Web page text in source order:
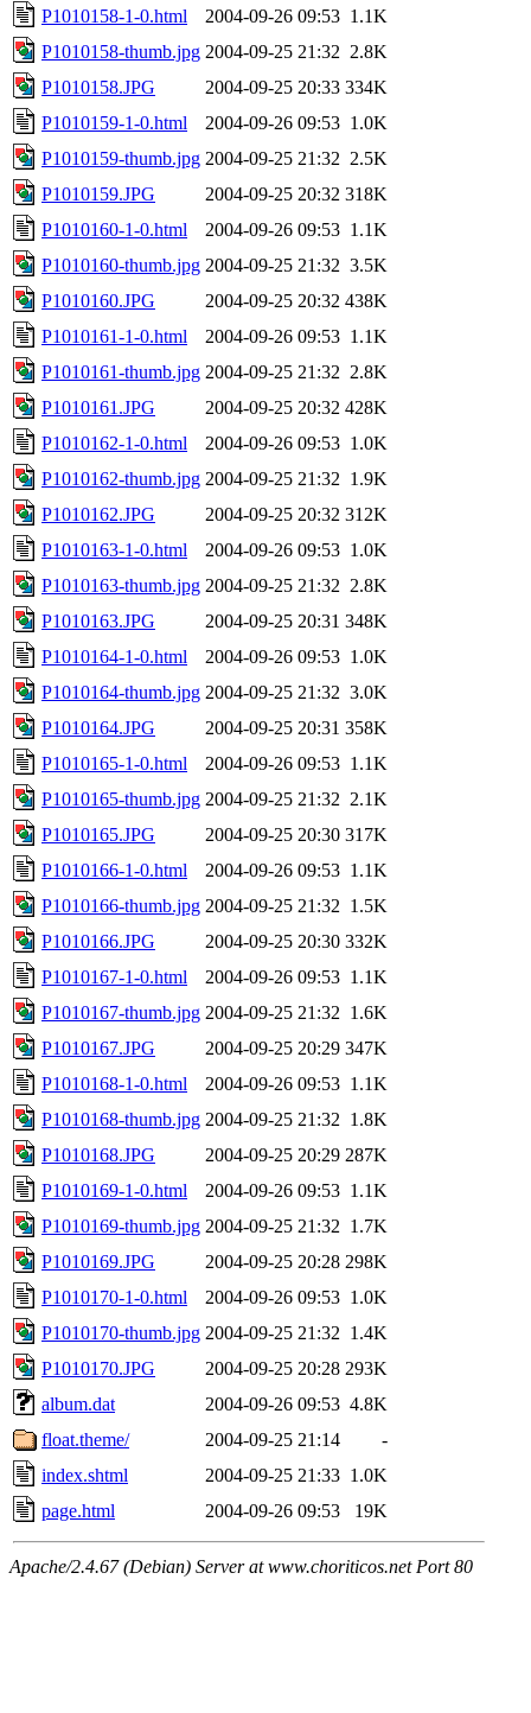
P1010158-1-0.html
2004-09-26 09:53 1.1K
P1010158-thumb.jpg 2004-09-25 21:32 2.8K
P1010158.JPG
2004-09-25 20:33 334K
P1010159-1-0.html
2004-09-26 09:53 1.0K
P1010159-thumb.jpg 2004-09-25 21:32 2.5K
P1010159.JPG
2004-09-25 20:32 318K
P1010160-1-0.html
2004-09-26 09:53 1.1K
P1010160-thumb.jpg 2004-09-25 21:32 3.5K
P1010160.JPG
2004-09-25 20:32 438K
P1010161-1-0.html
2004-09-26 09:53 1.1K
P1010161-thumb.jpg 2004-09-25 21:32 2.8K
P1010161.JPG
2004-09-25 20:32 428K
P1010162-1-0.html
2004-09-26 09:53 1.0K
P1010162-thumb.jpg 2004-09-25 21:32 1.9K
P1010162.JPG
2004-09-25 20:32 312K
P1010163-1-0.html
2004-09-26 09:53 1.0K
P1010163-thumb.jpg 2004-09-25 21:32 2.8K
P1010163.JPG
2004-09-25 20:31 348K
P1010164-1-0.html
2004-09-26 09:53 1.0K
P1010164-thumb.jpg 2004-09-25 21:32 3.0K
P1010164.JPG
2004-09-25 20:31 358K
P1010165-1-0.html
2004-09-26 09:53 1.1K
P1010165-thumb.jpg 2004-09-25 21:32 2.1K
P1010165.JPG
2004-09-25 20:30 317K
P1010166-1-0.html
2004-09-26 09:53 1.1K
P1010166-thumb.jpg 2004-09-25 21:32 1.5K
P1010166.JPG
2004-09-25 20:30 332K
P1010167-1-0.html
2004-09-26 09:53 1.1K
P1010167-thumb.jpg 2004-09-25 21:32 1.6K
P1010167.JPG
2004-09-25 20:29 347K
P1010168-1-0.html
2004-09-26 09:53 1.1K
P1010168-thumb.jpg 2004-09-25 21:32 1.8K
P1010168.JPG
2004-09-25 20:29 287K
P1010169-1-0.html
2004-09-26 09:53 1.1K
P1010169-thumb.jpg 2004-09-25 21:32 1.7K
P1010169.JPG
2004-09-25 20:28 298K
P1010170-1-0.html
2004-09-26 09:53 1.0K
P1010170-thumb.jpg 2004-09-25 21:32 1.4K
P1010170.JPG
2004-09-25 20:28 293K
album.dat
2004-09-26 09:53 4.8K
float.theme/
2004-09-25 21:14
-
index.shtml
2004-09-25 21:33 1.0K
page.html
2004-09-26 09:53 19K
Apache/2.4.67 (Debian) Server at www.choriticos.net Port 80